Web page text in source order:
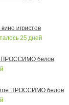
игристое
25 дней
ПРОССИМО белое
ПРОССИМО белое